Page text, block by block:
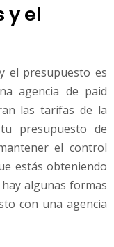
y el
el presupuesto es
agencia de paid
las tarifas de la
presupuesto de
el control
estás obteniendo
algunas formas
con una agencia